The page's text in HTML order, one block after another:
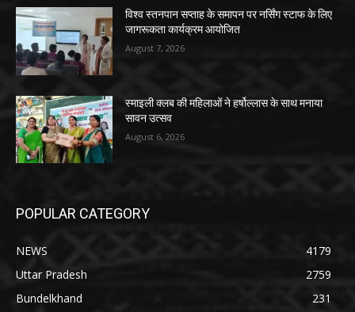
विश्व स्तनपान सप्ताह के समापन पर नर्सिंग स्टाफ के लिए
जागरूकता कार्यक्रम आयोजित
August 7, 2026
स्माइली क्लब की महिलाओं ने हर्षोल्लास के साथ मनाया
सावन उत्सव
August 6, 2026
POPULAR CATEGORY
NEWS
4179
Uttar Pradesh
2759
Bundelkhand
231